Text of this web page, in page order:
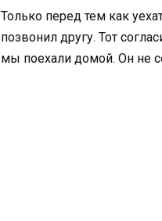
Только перед тем как
позвонил другу. Тот
мы поехали домой. Он не